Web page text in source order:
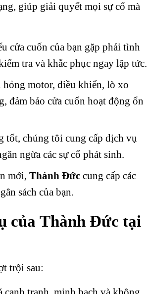
giúp giải quyết mọi sự cố mà
cửa cuốn của bạn gặp phải tình
tra và khắc phục ngay lập tức.
hỏng motor, điều khiển, lò xo
đảm bảo cửa cuốn hoạt động ổn
tốt, chúng tôi cung cấp dịch vụ
ngừa các sự cố phát sinh.
mới, Thành Đứccung cấp các
sách của bạn.
của Thành Đức tại
trội sau:
tranh, minh bạch và không